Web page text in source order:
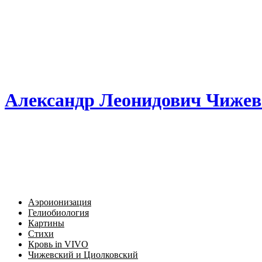
Александр Леонидович
Аэроионизация
Гелиобиология
Картины
Стихи
Кровь in VIVO
Чижевский и Циолковский